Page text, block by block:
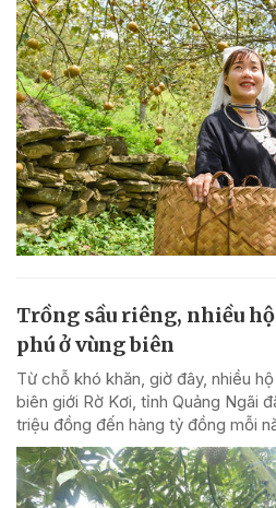
Trồng sầu riêng, nhiều
phú ở vùng biên
Từ chỗ khó khăn, giờ đây, nhiều
biên giới Rờ Kơi, tỉnh Quảng Ngãi
triệu đồng đến hàng tỷ đồng mỗi